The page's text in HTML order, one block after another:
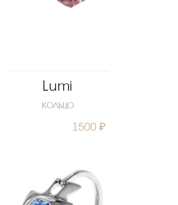
Lumi
КОЛЬЦО
1500 ₽